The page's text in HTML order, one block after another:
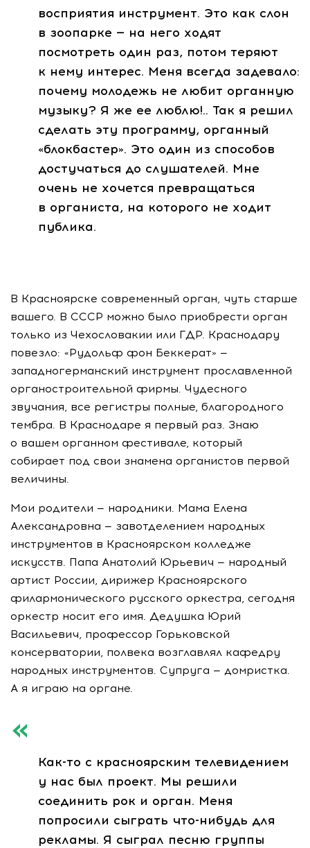
восприятия инструмент. Это как слон
в зоопарке — на него ходят
посмотреть один раз, потом теряют
к нему интерес. Меня всегда задевало:
почему молодежь не любит органную
музыку? Я же ее люблю!.. Так я решил
сделать эту программу, органный
«блокбастер». Это один из способов
достучаться до слушателей. Мне
очень не хочется превращаться
в органиста, на которого не ходит
публика.
В Красноярске современный орган, чуть старше
вашего. В СССР можно было приобрести орган
только из Чехословакии или ГДР. Краснодару
повезло: «Рудольф фон Беккерат» —
западногерманский инструмент прославленной
органостроительной фирмы. Чудесного
звучания, все регистры полные, благородного
тембра. В Краснодаре я первый раз. Знаю
о вашем органном фестивале, который
собирает под свои знамена органистов первой
величины.
Мои родители — народники. Мама Елена
Александровна — завотделением народных
инструментов в Красноярском колледже
искусств. Папа Анатолий Юрьевич — народный
артист России, дирижер Красноярского
филармонического русского оркестра, сегодня
оркестр носит его имя. Дедушка Юрий
Васильевич, профессор Горьковской
консерватории, полвека возглавлял кафедру
народных инструментов. Супруга — домристка.
А я играю на органе.
Как-то с красноярским телевидением
у нас был проект. Мы решили
соединить рок и орган. Меня
попросили сыграть что-нибудь для
рекламы. Я сыграл песню группы